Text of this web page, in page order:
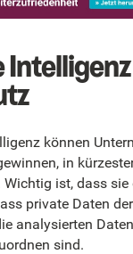
können
in
ist, dass sie
private Daten
analysierten
sind.